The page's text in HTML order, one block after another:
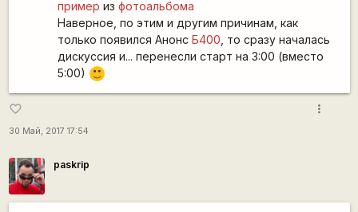
пример из фотоальбома
Наверное, по этим и другим причинам, как
только появился Анонс Б400 , то сразу началась
дискуссия и... перенесли старт на 3:00 (вместо
5:00)
:)
favorite_border
30 Май, 2017 17:54
more_vert
paskrip